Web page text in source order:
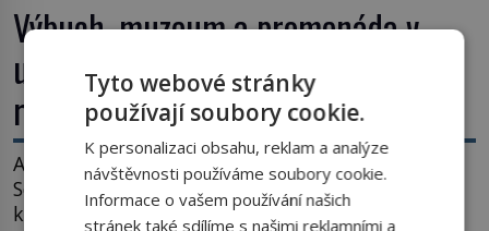
Výbuch, muzeum a promenáda v
ulicích. Pět osudů nejslavnějších
raketoplánů
Ani zima nezkazí přítomným slavnostní okamžik.
Se slunečními brýlemi hledí na startující raketu,
která má do vesmíru vynést kromě posádky také
Tyto webové stránky
používají soubory cookie.
K personalizaci obsahu, reklam a analýze
návštěvnosti používáme soubory cookie.
Informace o vašem používání našich
stránek také sdílíme s našimi reklamními a